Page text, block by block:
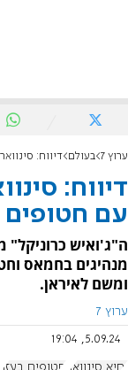
ערוץ 7 בעולם דיווח:
דיווח:
עם חטופים
ה"ג'ואיש כרוניקל"
מנהיגים בחמאס
ומשם לאיראן.
ערוץ 7
5.09.24, 19:04
יחיא סינוואר חטופים בעזה